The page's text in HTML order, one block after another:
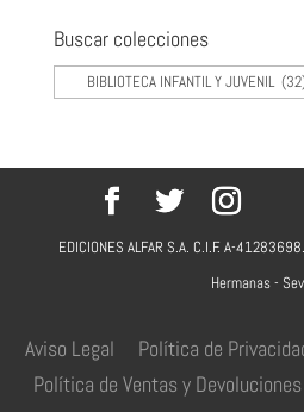
Buscar colecciones
EDICIONES ALFAR S.A. C.I.F. A-
Hermanas -
Aviso Legal Política de
Política de Ventas y Devoluciones